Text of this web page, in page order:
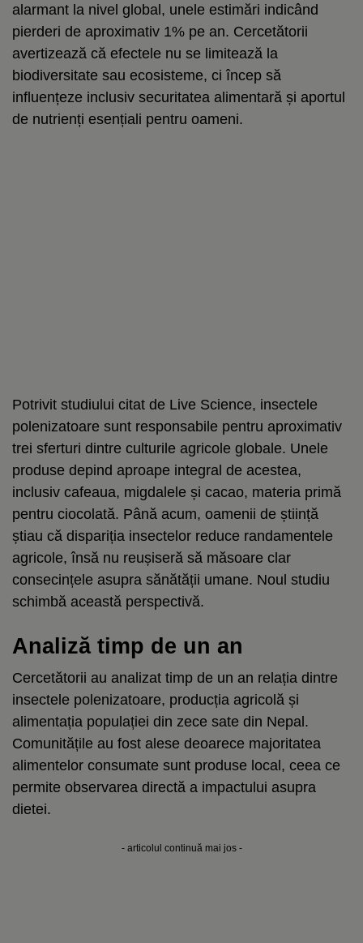
alarmant la nivel global, unele estimări indicând
pierderi de aproximativ 1% pe an. Cercetătorii
avertizează că efectele nu se limitează la
biodiversitate sau ecosisteme, ci încep să
influențeze inclusiv securitatea alimentară și aportul
de nutrienți esențiali pentru oameni.
Potrivit studiului citat de Live Science, insectele
polenizatoare sunt responsabile pentru aproximativ
trei sferturi dintre culturile agricole globale. Unele
produse depind aproape integral de acestea,
inclusiv cafeaua, migdalele și cacao, materia primă
pentru ciocolată. Până acum, oamenii de știință
știau că dispariția insectelor reduce randamentele
agricole, însă nu reușiseră să măsoare clar
consecințele asupra sănătății umane. Noul studiu
schimbă această perspectivă.
Analiză timp de un an
Cercetătorii au analizat timp de un an relația dintre
insectele polenizatoare, producția agricolă și
alimentația populației din zece sate din Nepal.
Comunitățile au fost alese deoarece majoritatea
alimentelor consumate sunt produse local, ceea ce
permite observarea directă a impactului asupra
dietei.
- articolul continuă mai jos -